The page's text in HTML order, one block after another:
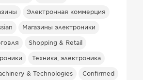
Электронная коммерция
Магазины электроники
Shopping & Retail
Техника, электроника
& Technologies Confirmed